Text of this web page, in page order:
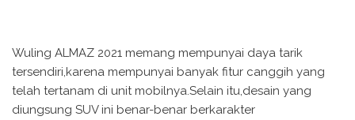
Wuling ALMAZ 2021 memang mempunyai daya tarik
tersendiri,karena mempunyai banyak fitur canggih yang
telah tertanam di unit mobilnya.Selain itu,desain yang
diungsung SUV ini benar-benar berkarakter